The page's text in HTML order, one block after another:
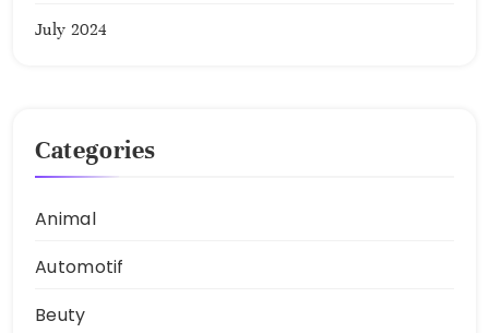
July 2024
Categories
Animal
Automotif
Beuty